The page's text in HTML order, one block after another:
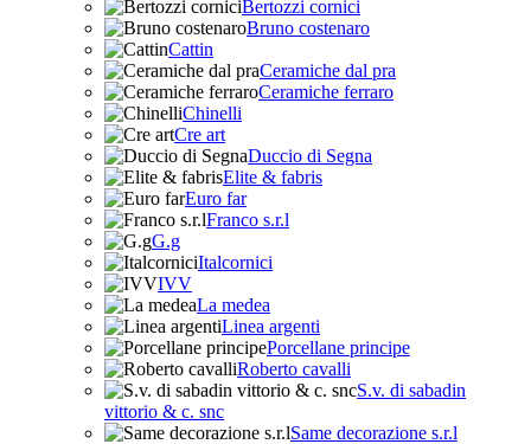
Bertozzi cornici
Bruno costenaro
Cattin
Ceramiche dal pra
Ceramiche ferraro
Chinelli
Cre art
Duccio di Segna
Elite & fabris
Euro far
Franco s.r.l
G.g
Italcornici
IVV
La medea
Linea argenti
Porcellane principe
Roberto cavalli
S.v. di sabadin
vittorio & c. snc
Same decorazione s.r.l